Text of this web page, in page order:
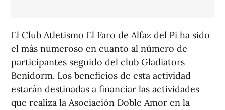
El Club Atletismo El Faro de Alfaz del Pi ha sido
el más numeroso en cuanto al número de
participantes seguido del club Gladiators
Benidorm. Los beneficios de esta actividad
estarán destinadas a financiar las actividades
que realiza la Asociación Doble Amor en la